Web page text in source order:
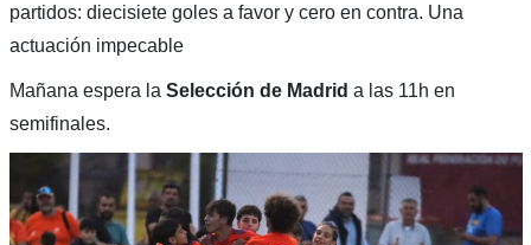
partidos: diecisiete goles a favor y cero en contra. Una
actuación impecable
Mañana espera la Selección de Madrid a las 11h en
semifinales.